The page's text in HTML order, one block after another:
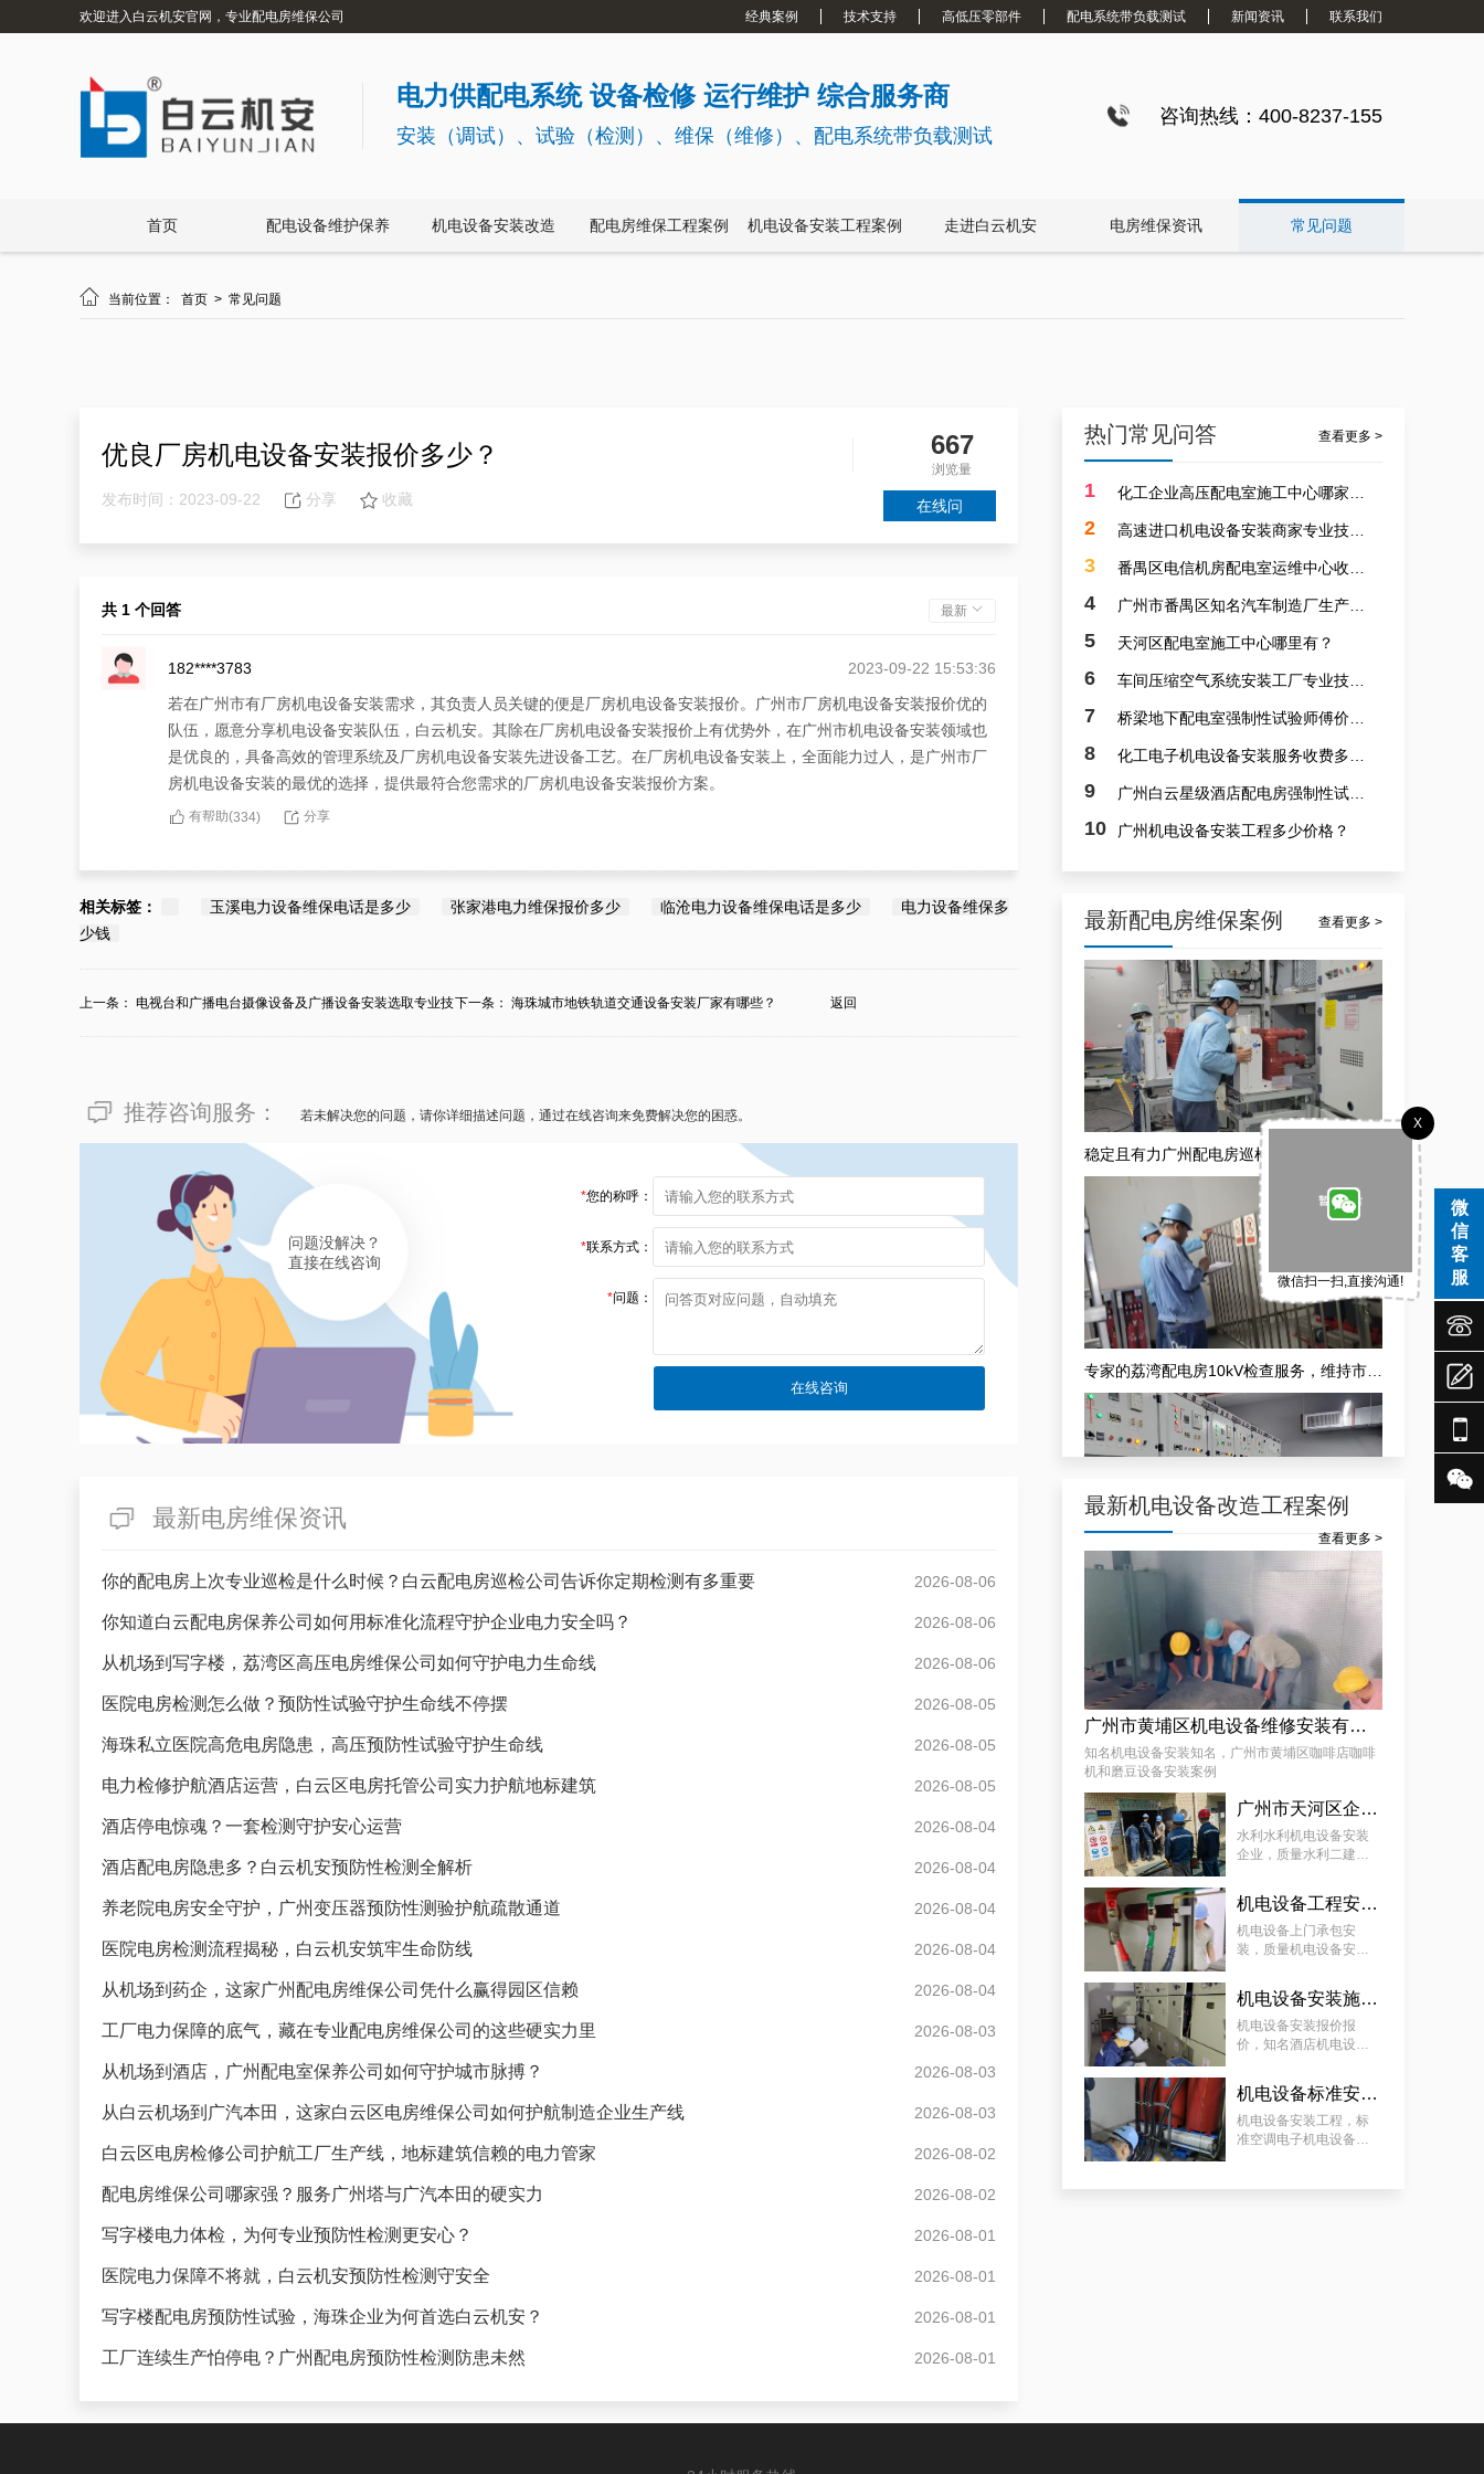
欢迎进入白云机安官网，专业配电房维保公司 经典案例 技术支持 高低压零部件 配电系统带负载测试 新闻资讯 联系我们
电力供配电系统 设备检修 运行维护 综合服务商
安装（调试）、试验（检测）、维保（维修）、配电系统带负载测试
咨询热线：400-8237-155
首页 配电设备维护保养 机电设备安装改造 配电房维保工程案例 机电设备安装工程案例 走进白云机安 电房维保资讯 常见问题
 当前位置： 首页 > 常见问题
优良厂房机电设备安装报价多少？ 667
浏览量
发布时间：2023-09-22 分享 收藏 在线问
共 1 个回答 最新
182****3783
2023-09-22 15:53:36
若在广州市有厂房机电设备安装需求，其负责人员关键的便是厂房机电设备安装报价。广州市厂房机电设备安装报价优的
队伍，愿意分享机电设备安装队伍，白云机安。其除在厂房机电设备安装报价上有优势外，在广州市机电设备安装领域也
是优良的，具备高效的管理系统及厂房机电设备安装先进设备工艺。在厂房机电设备安装上，全面能力过人，是广州市厂
房机电设备安装的最优的选择，提供最符合您需求的厂房机电设备安装报价方案。
有帮助(334) 分享
相关标签： 玉溪电力设备维保电话是多少 张家港电力维保报价多少 临沧电力设备维保电话是多少
电力设备维保多
少钱
上一条： 电视台和广播电台摄像设备及广播设备安装选取专业技下一条： 海珠城市地铁轨道交通设备安装厂家有哪些？ 返回
推荐咨询服务： 若未解决您的问题，请你详细描述问题，通过在线咨询来免费解决您的困惑。
问题没解决？
直接在线咨询
*您的称呼：
*联系方式：
*问题：
最新电房维保资讯
你的配电房上次专业巡检是什么时候？白云配电房巡检公司告诉你定期检测有多重要 2026-08-06
你知道白云配电房保养公司如何用标准化流程守护企业电力安全吗？ 2026-08-06
从机场到写字楼，荔湾区高压电房维保公司如何守护电力生命线 2026-08-06
医院电房检测怎么做？预防性试验守护生命线不停摆 2026-08-05
海珠私立医院高危电房隐患，高压预防性试验守护生命线 2026-08-05
电力检修护航酒店运营，白云区电房托管公司实力护航地标建筑 2026-08-05
酒店停电惊魂？一套检测守护安心运营 2026-08-04
酒店配电房隐患多？白云机安预防性检测全解析 2026-08-04
养老院电房安全守护，广州变压器预防性测验护航疏散通道 2026-08-04
医院电房检测流程揭秘，白云机安筑牢生命防线 2026-08-04
从机场到药企，这家广州配电房维保公司凭什么赢得园区信赖 2026-08-04
工厂电力保障的底气，藏在专业配电房维保公司的这些硬实力里 2026-08-03
从机场到酒店，广州配电室保养公司如何守护城市脉搏？ 2026-08-03
从白云机场到广汽本田，这家白云区电房维保公司如何护航制造企业生产线 2026-08-03
白云区电房检修公司护航工厂生产线，地标建筑信赖的电力管家 2026-08-02
配电房维保公司哪家强？服务广州塔与广汽本田的硬实力 2026-08-02
写字楼电力体检，为何专业预防性检测更安心？ 2026-08-01
医院电力保障不将就，白云机安预防性检测守安全 2026-08-01
写字楼配电房预防性试验，海珠企业为何首选白云机安？ 2026-08-01
工厂连续生产怕停电？广州配电房预防性检测防患未然 2026-08-01
热门常见问答 查看更多 >
1
2
3
4
5 天河区配电室施工中心哪里有？
6
7
8
9
10 广州机电设备安装工程多少价格？
最新配电房维保案例 查看更多 >
白云配电房要求检修服务，支持配电房稳定
效率高且稳定海珠10kV配电房运行维护服务，减小问题可能性
天河配电房预防性试验运行维护案例
最新机电设备改造工程案例
查看更多 >
广州市黄埔区机电设备维修安装有限公司，广州市黄埔区咖啡店咖啡机和磨豆设备安装案例
知名机电设备安装知名，广州市黄埔区咖啡店咖啡
机和磨豆设备安装案例
广州市天河区企业机电设备安装工程，质量水利二建机电设备安装服务案例
水利水利机电设备安装
企业，质量水利二建机
机电设备工程安装厂家，质量机电设备安装工程厂家提供景区机电设备安装工程案例分享
机电设备上门承包安
装，质量机电设备安装
设备安装工程案例分享
机电设备安装施工服务，知名酒店机电设备安装工程谋划方案分享
机电设备安装报价报
价，知名酒店机电设备
机电设备标准安装，标准空调电子机电设备安装服务案例
机电设备安装工程，标
准空调电子机电设备安
微
信
客
服
X
微信扫一扫,直接沟通!




